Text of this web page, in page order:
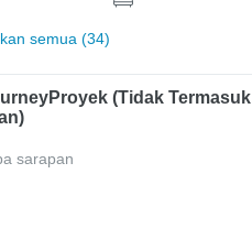
semua (34)
(Tidak Termasuk
sarapan